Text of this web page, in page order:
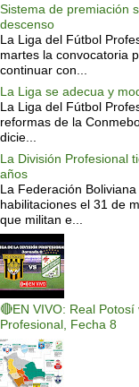
Sistema de premiación
descenso
La Liga del Fútbol
martes la convocatoria
continuar con...
La Liga se adecua y
La Liga del Fútbol
reformas de la
dicie...
La División Profesional
años
La Federación
habilitaciones el 31 de
que militan e...
🔴EN VIVO: Real
Profesional, Fecha 8